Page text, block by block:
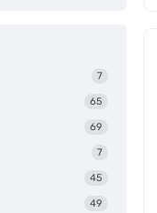
7
65
69
7
45
49